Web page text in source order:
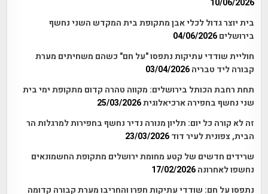
10/06/2026
בית יוצר גדול לכלי אבן מתקופת בית המקדש השני נחשף
בירושלים 04/06/2026
חוליית שודדי עתיקות נתפסו "על חם" כשהם משחיתים מערת
קבורה ליד טבריה 03/04/2026
תחת רחבת הכותל בירושלים: מקווה טהרה קדום מתקופת ימי בית
שני נחשף בחפירה ארכיאלוגית25/03/2026
זה לא קורה כל יום: תליון מנורה נדיר נחשף בחפירות למרגלות הר
הבית, צפונית לעיר דוד 23/03/2026
שרידים חדשים של קטע מחומת ירושלים מתקופת החשמונאים
נחשפו לאחרונה 17/02/2026
נתפסו על חם: שודדי עתיקות חפרו והחריבו מערת קבורה קדומה